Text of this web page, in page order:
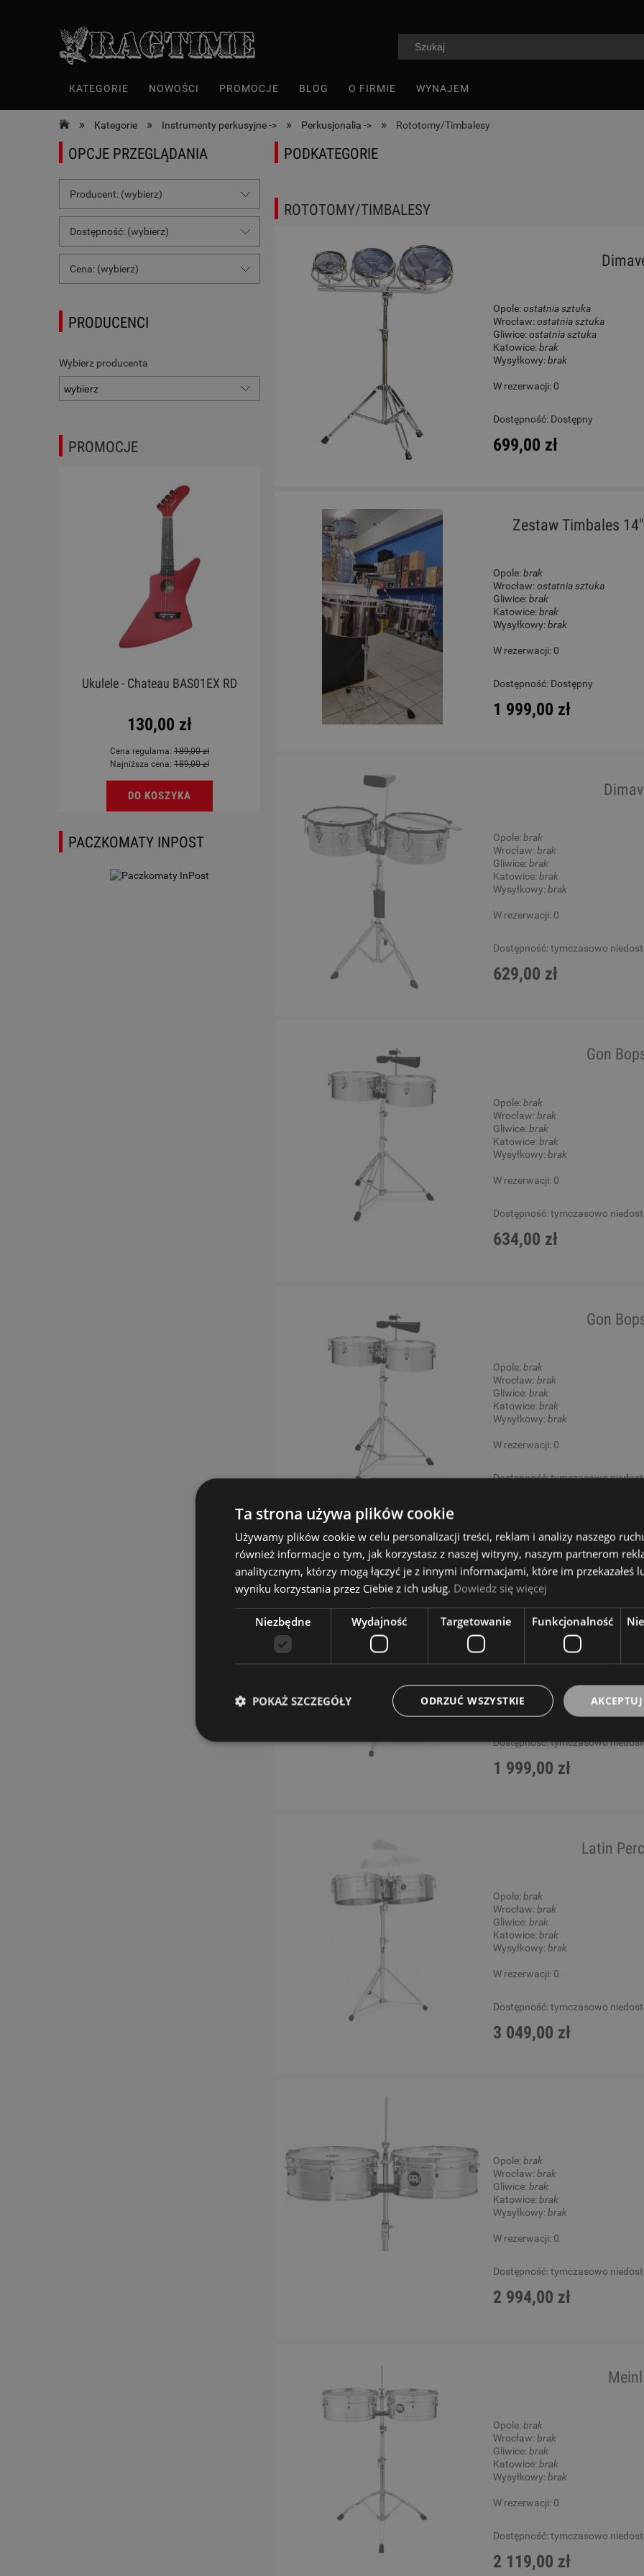
KATEGORIE NOWOŚCI PROMOCJE BLOG O FIRMIE WYNAJEM
» Kategorie » Instrumenty perkusyjne -> » Perkusjonalia -> » Rototomy/Timbalesy
OPCJE PRZEGLĄDANIA
Producent: (wybierz)
Dostępność: (wybierz)
Cena: (wybierz)
PRODUCENCI
Wybierz producenta
PROMOCJE
Ukulele - Chateau BAS01EX RD
130,00 zł
Cena regularna: 189,00 zł
Najniższa cena: 189,00 zł
DO KOSZYKA
World Max DC660W
419,00 zł
Gitara Klasyczna 4/4 -
Protege C1 Matiz Coral
DO KOSZYKA
PACZKOMATY INPOST
PODKATEGORIE
ROTOTOMY/TIMBALESY
Opole:ostatnia sztuka
Wrocław:ostatnia sztuka
Gliwice:ostatnia sztuka
Katowice:brak
Wysyłkowy:brak
W rezerwacji: 0
Dostępność: Dostępny
699,00 zł
Zestaw Timbales
Opole:brak
Wrocław:ostatnia sztuka
Gliwice:brak
Katowice:brak
Wysyłkowy:brak
W rezerwacji: 0
Dostępność: Dostępny
1 999,00 zł
Opole:brak
Wrocław:brak
Gliwice:brak
Katowice:brak
Wysyłkowy:brak
W rezerwacji: 0
Dostępność: tymczasowo
629,00 zł
Gon
Opole:brak
Wrocław:brak
Gliwice:brak
Katowice:brak
Wysyłkowy:brak
W rezerwacji: 0
Dostępność: tymczasowo
634,00 zł
Gon
Opole:brak
Wrocław:brak
Gliwice:brak
Katowice:brak
Wysyłkowy:brak
W rezerwacji: 0
Dostępność:tymczasowo
Wysyłkowy:
W rezerwacji: 0
Dostępność:tymczasowo
1 999,00 zł
Latin
Opole:brak
Wrocław:brak
Gliwice:brak
Katowice:brak
Wysyłkowy:brak
W rezerwacji: 0
Dostępność: tymczasowo
3 049,00 zł
Opole:brak
Wrocław:brak
Gliwice:brak
Katowice:brak
Wysyłkowy:brak
W rezerwacji: 0
Dostępność: tymczasowo
2 994,00 zł
Opole:brak
Wrocław:brak
Gliwice:brak
Katowice:brak
Wysyłkowy:brak
W rezerwacji: 0
Dostępność: tymczasowo
2 119,00 zł
Ta strona używa plików cookie
Używamy plików cookie w celu personalizacji treści, reklam i analizy naszego
również informacje o tym, jak korzystasz z naszej witryny, naszym partnerom
analitycznym, którzy mogą łączyć je z innymi informacjami, które im przekazałeś
wyniku korzystania przez Ciebie z ich usług. Dowiedz się więcej
Niezbędne Wydajność Targetowanie Funkcjonalność
ODRZUĆ WSZYSTKIE
POKAŻ SZCZEGÓŁY